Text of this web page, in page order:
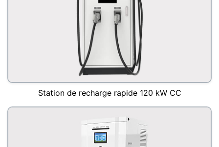
Station de recharge rapide 120 kW CC